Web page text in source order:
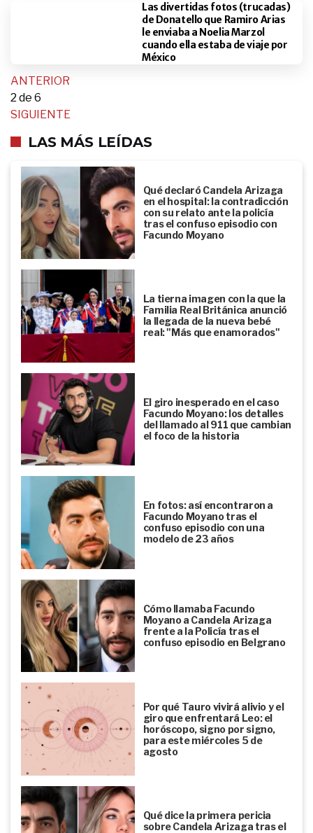
Las divertidas fotos (trucadas)
de Donatello que Ramiro Arias
le enviaba a Noelia Marzol
cuando ella estaba de viaje por
México
ANTERIOR
2 de 6
SIGUIENTE
LAS MÁS LEÍDAS
Qué declaró Candela Arizaga
en el hospital: la contradicción
con su relato ante la policía
tras el confuso episodio con
Facundo Moyano
La tierna imagen con la que la
Familia Real Británica anunció
la llegada de la nueva bebé
real: "Más que enamorados"
El giro inesperado en el caso
Facundo Moyano: los detalles
del llamado al 911 que cambian
el foco de la historia
En fotos: así encontraron a
Facundo Moyano tras el
confuso episodio con una
modelo de 23 años
Cómo llamaba Facundo
Moyano a Candela Arizaga
frente a la Policía tras el
confuso episodio en Belgrano
Por qué Tauro vivirá alivio y el
giro que enfrentará Leo: el
horóscopo, signo por signo,
para este miércoles 5 de
agosto
Qué dice la primera pericia
sobre Candela Arizaga tras el